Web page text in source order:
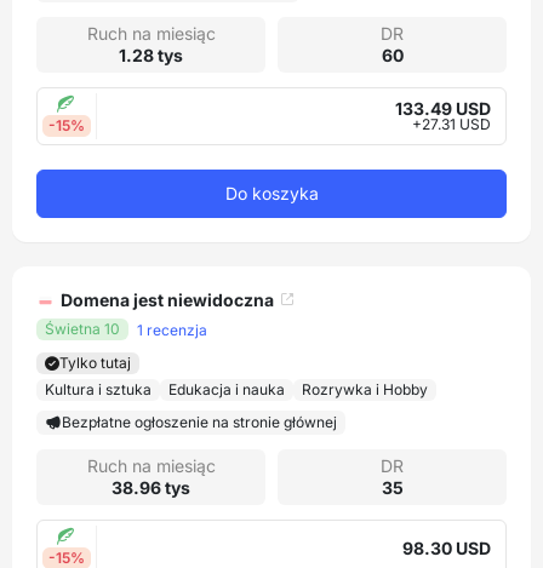
Ruch na miesiąc
1.28 tys
DR
60
-15%
133.49 USD
+27.31 USD
Do koszyka
Domena jest niewidoczna
Świetna 10
1 recenzja
Tylko tutaj
Kultura i sztuka
Edukacja i nauka
Rozrywka i Hobby
Bezpłatne ogłoszenie na stronie głównej
Ruch na miesiąc
38.96 tys
DR
35
-15% 98.30 USD